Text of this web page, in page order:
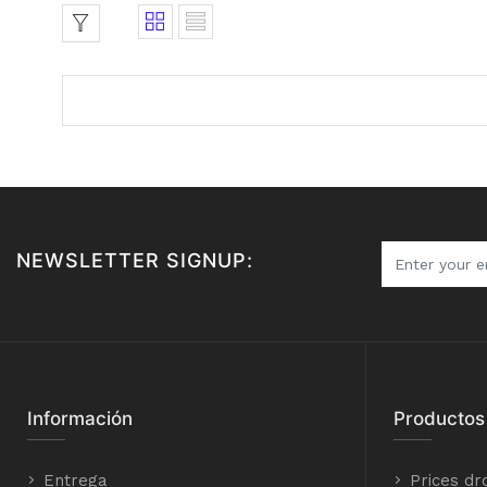
NEWSLETTER SIGNUP:
Información
Entrega
Productos
Prices